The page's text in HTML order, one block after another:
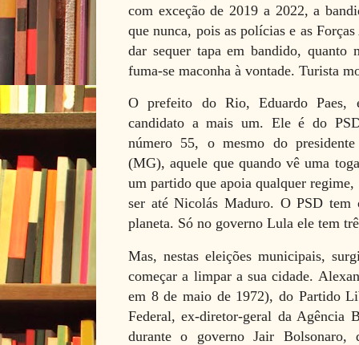
com exceção de 2019 a 2022, a
que nunca, pois as polícias e as
dar sequer tapa em bandido, quanto
fuma-se maconha à vontade. Turista
O prefeito do Rio, Eduardo Paes,
candidato a mais um. Ele é do
número 55, o mesmo do
(MG), aquele que quando vê uma
um partido que apoia qualquer regime,
ser até Nicolás Maduro. O PSD tem
planeta. Só no governo Lula ele tem
Mas, nestas eleições municipais,
começar a limpar a sua cidade.
em 8 de maio de 1972), do Partido
Federal, ex-diretor-geral da Agência
durante o governo Jair Bolsonaro,